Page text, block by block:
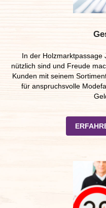
In der Holzmarktpassage
nützlich sind und Freude
Kunden mit seinem
für anspruchsvolle